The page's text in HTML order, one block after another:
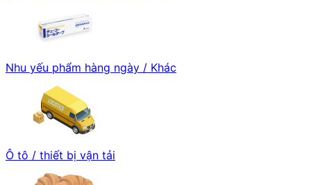
Nhu yếu phẩm hàng ngày / Khác
Ô tô / thiết bị vận tải